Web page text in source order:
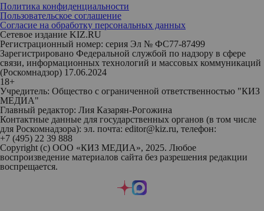
Политика конфиденциальности
Пользовательское соглашение
Согласие на обработку персональных данных
Сетевое издание KIZ.RU
Регистрационный номер: серия Эл № ФС77-87499
Зарегистрировано Федеральной службой по надзору в сфере
связи, информационных технологий и массовых коммуникаций
(Роскомнадзор) 17.06.2024
18+
Учредитель: Общество с ограниченной ответственностью "КИЗ
МЕДИА"
Главный редактор: Лия Казарян-Рогожина
Контактные данные для государственных органов (в том числе
для Роскомнадзора): эл. почта: editor@kiz.ru, телефон:
+7 (495) 22 39 888
Copyright (с) ООО «КИЗ МЕДИА», 2025. Любое
воспроизведение материалов сайта без разрешения редакции
воспрещается.